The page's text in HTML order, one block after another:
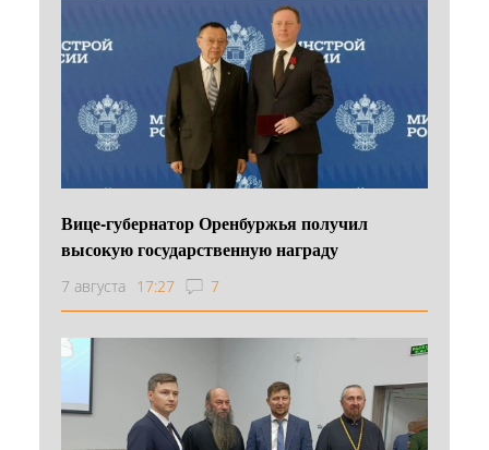
Вице-губернатор Оренбуржья получил
высокую государственную награду
7 августа 17:27 7